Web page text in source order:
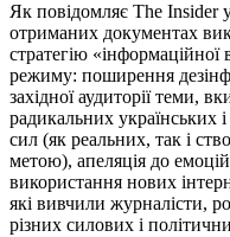
Як повідомляє The Insider
отриманих документах
стратегію «інформаційної
режиму: поширення
західної аудиторії теми,
радикальних українських
сил (як реальних, так і
метою), апеляція до
використання нових
які вивчили журналісти,
різних силових і